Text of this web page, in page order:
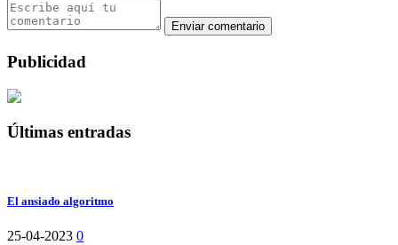
Publicidad
Últimas entradas
El ansiado algoritmo
25-04-2023 0